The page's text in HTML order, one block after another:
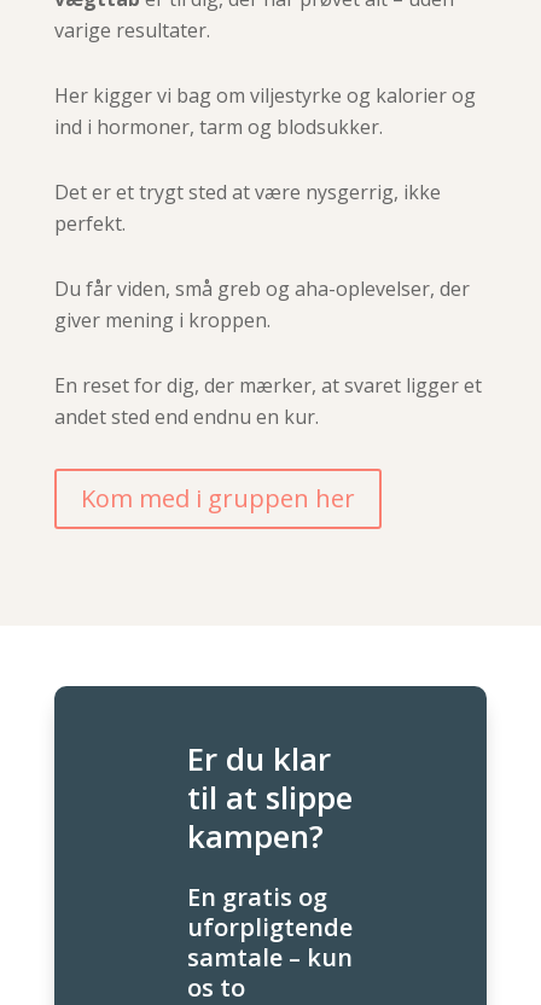
varige resultater.
Her kigger vi bag om viljestyrke og kalorier og
ind i hormoner, tarm og blodsukker.
Det er et trygt sted at være nysgerrig, ikke
perfekt.
Du får viden, små greb og aha-oplevelser, der
giver mening i kroppen.
En reset for dig, der mærker, at svaret ligger et
andet sted end endnu en kur.
Kom med i gruppen her
Er du klar
til at slippe
kampen?
En gratis og
uforpligtende
samtale – kun
os to